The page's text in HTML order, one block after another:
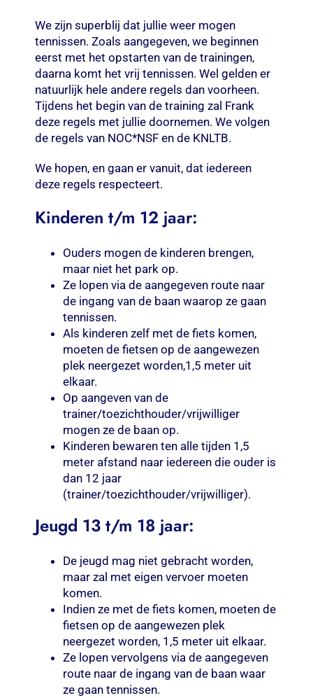
We zijn superblij dat jullie weer mogen
tennissen. Zoals aangegeven, we beginnen
eerst met het opstarten van de trainingen,
daarna komt het vrij tennissen. Wel gelden er
natuurlijk hele andere regels dan voorheen.
Tijdens het begin van de training zal Frank
deze regels met jullie doornemen. We volgen
de regels van NOC*NSF en de KNLTB.
We hopen, en gaan er vanuit, dat iedereen
deze regels respecteert.
Kinderen t/m 12 jaar:
Ouders mogen de kinderen brengen,
maar niet het park op.
Ze lopen via de aangegeven route naar
de ingang van de baan waarop ze gaan
tennissen.
Als kinderen zelf met de fiets komen,
moeten de fietsen op de aangewezen
plek neergezet worden,1,5 meter uit
elkaar.
Op aangeven van de
trainer/toezichthouder/vrijwilliger
mogen ze de baan op.
Kinderen bewaren ten alle tijden 1,5
meter afstand naar iedereen die ouder is
dan 12 jaar
(trainer/toezichthouder/vrijwilliger).
Jeugd 13 t/m 18 jaar:
De jeugd mag niet gebracht worden,
maar zal met eigen vervoer moeten
komen.
Indien ze met de fiets komen, moeten de
fietsen op de aangewezen plek
neergezet worden, 1,5 meter uit elkaar.
Ze lopen vervolgens via de aangegeven
route naar de ingang van de baan waar
ze gaan tennissen.